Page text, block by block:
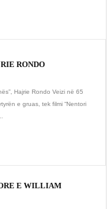
RONDO
Hajrie Rondo Veizi në 65
e gruas, tek filmi “Nentori
E WILLIAM